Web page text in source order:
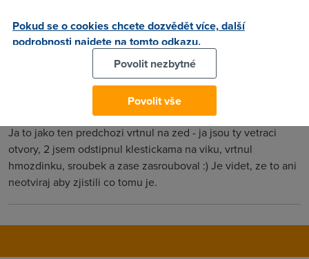
Dobrá zpráva, stačí zmršit upgrade firmware a dojdu si taky
pro novej... Jen mi vadí, že není stojací, musím vymyslet
(2.2.2007 10:26:58)
Ja to jako ten predchozi vrtnul na zed - ja jsou ty vetraci
otvory, 2 jsem odstipnul klestickama na viku, vrtnul
hmozdinku, sroubek a zase zasrouboval :) Je videt, ze to ani
neotviraj aby zjistili co tomu je.
Pokud se o cookies chcete dozvědět více, další
podrobnosti najdete na tomto odkazu.
Povolit nezbytné
Povolit vše